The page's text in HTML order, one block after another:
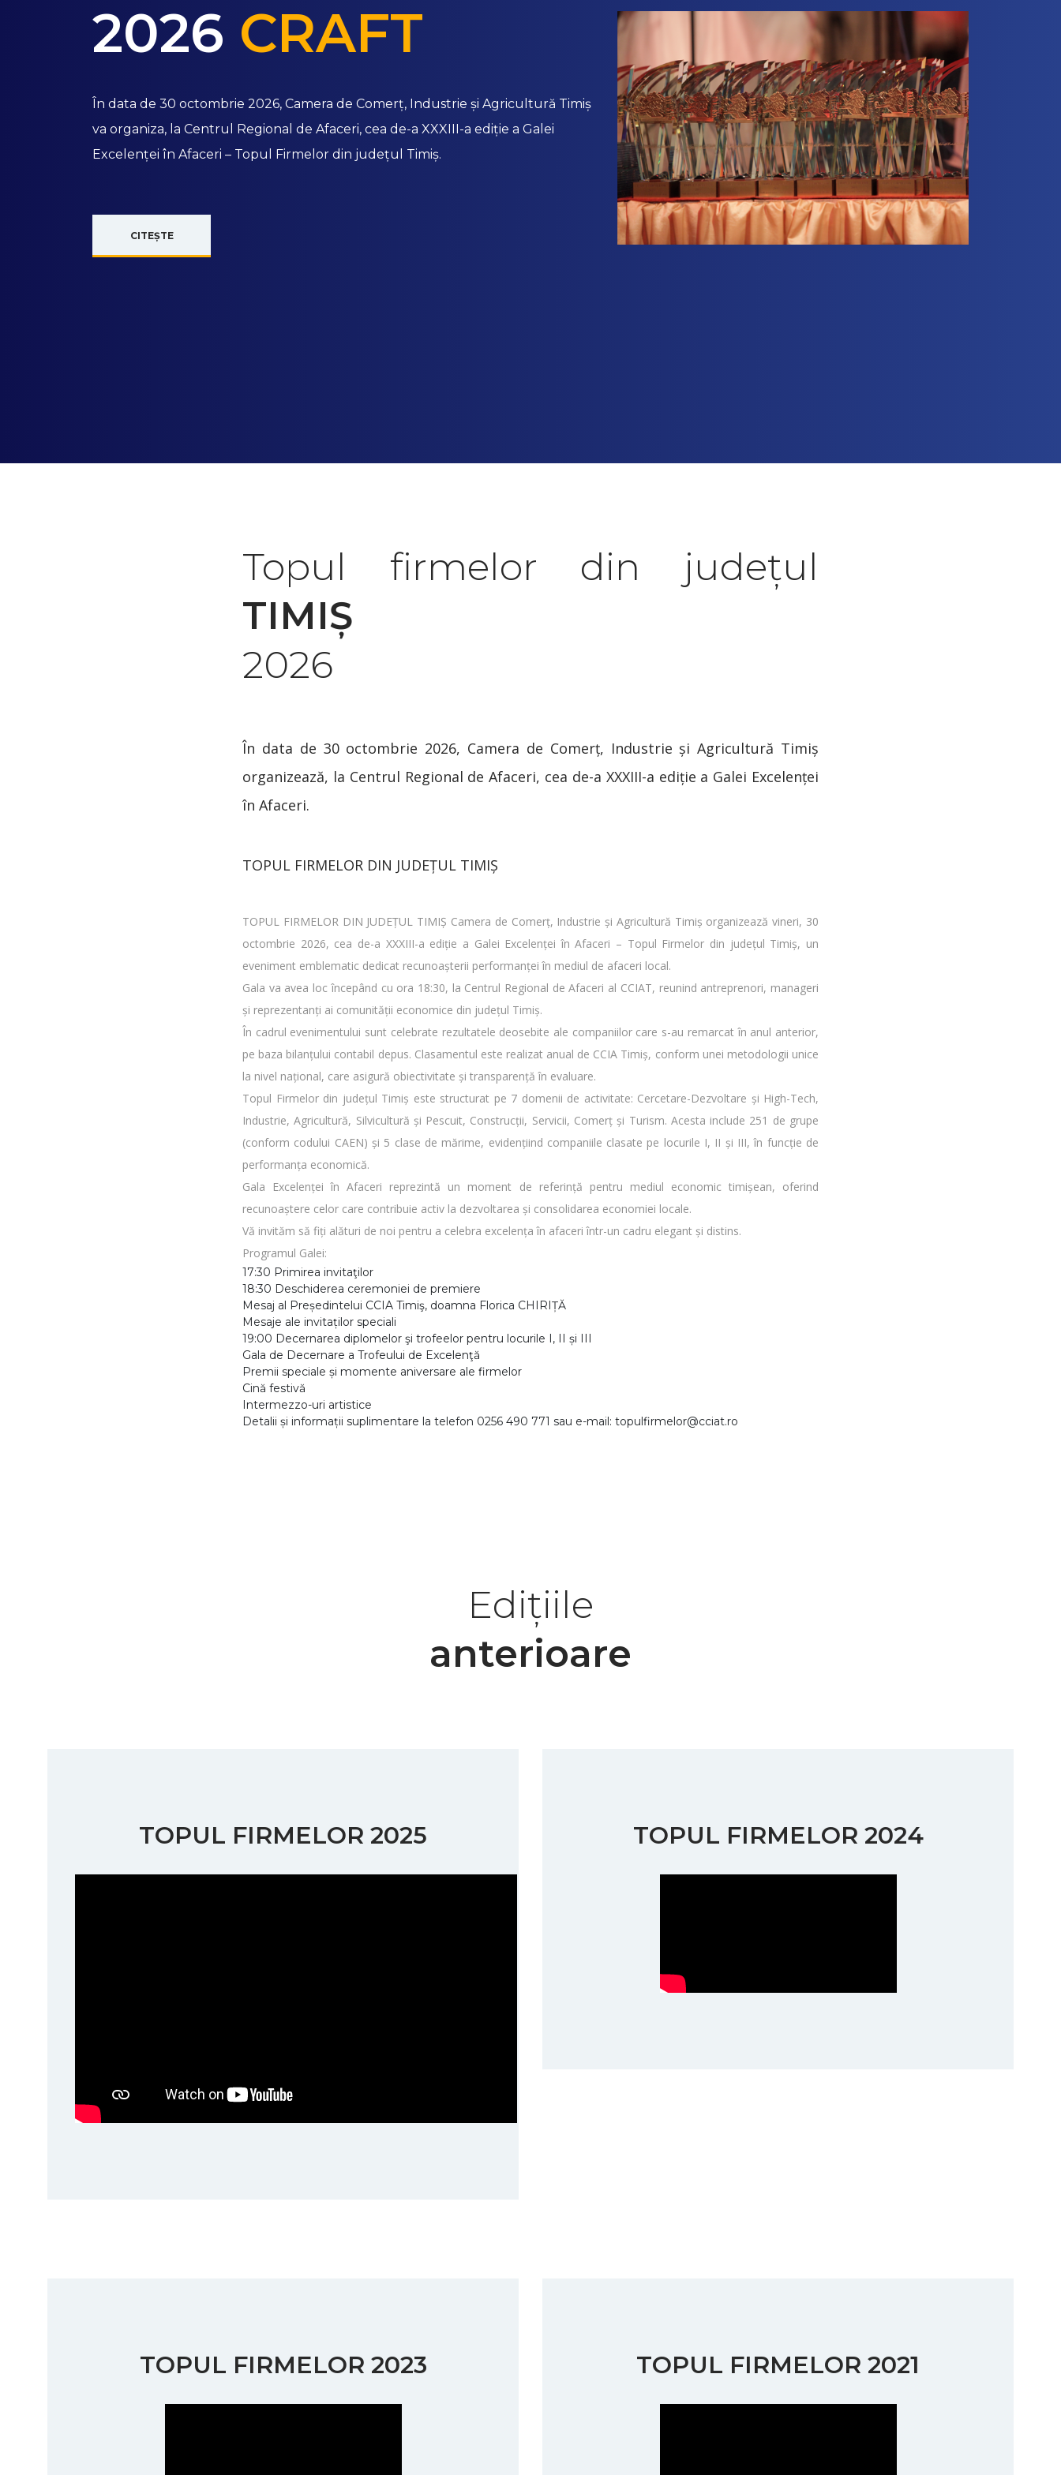
2026 CRAFT
În data de 30 octombrie 2026, Camera de Comerț, Industrie și Agricultură Timiș
va organiza, la Centrul Regional de Afaceri, cea de-a XXXIII-a ediție a Galei
Excelenței în Afaceri – Topul Firmelor din județul Timiș.
CITEȘTE
Topul firmelor din județul
TIMIȘ
2026
În data de 30 octombrie 2026, Camera de Comerț, Industrie și Agricultură Timiș
organizează, la Centrul Regional de Afaceri, cea de-a XXXIII-a ediție a Galei Excelenței
în Afaceri.
TOPUL FIRMELOR DIN JUDEȚUL TIMIȘ
TOPUL FIRMELOR DIN JUDEȚUL TIMIȘ Camera de Comerț, Industrie și Agricultură Timiș organizează vineri, 30
octombrie 2026, cea de-a XXXIII-a ediție a Galei Excelenței în Afaceri – Topul Firmelor din județul Timiș, un
eveniment emblematic dedicat recunoașterii performanței în mediul de afaceri local.
Gala va avea loc începând cu ora 18:30, la Centrul Regional de Afaceri al CCIAT, reunind antreprenori, manageri
și reprezentanți ai comunității economice din județul Timiș.
În cadrul evenimentului sunt celebrate rezultatele deosebite ale companiilor care s-au remarcat în anul anterior,
pe baza bilanțului contabil depus. Clasamentul este realizat anual de CCIA Timiș, conform unei metodologii unice
la nivel național, care asigură obiectivitate și transparență în evaluare.
Topul Firmelor din județul Timiș este structurat pe 7 domenii de activitate: Cercetare-Dezvoltare și High-Tech,
Industrie, Agricultură, Silvicultură și Pescuit, Construcții, Servicii, Comerț și Turism. Acesta include 251 de grupe
(conform codului CAEN) și 5 clase de mărime, evidențiind companiile clasate pe locurile I, II și III, în funcție de
performanța economică.
Gala Excelenței în Afaceri reprezintă un moment de referință pentru mediul economic timișean, oferind
recunoaștere celor care contribuie activ la dezvoltarea și consolidarea economiei locale.
Vă invităm să fiți alături de noi pentru a celebra excelența în afaceri într-un cadru elegant și distins.
Programul Galei:
17:30 Primirea invitaţilor
18:30 Deschiderea ceremoniei de premiere
Mesaj al Președintelui CCIA Timiş, doamna Florica CHIRIȚĂ
Mesaje ale invitaților speciali
19:00 Decernarea diplomelor şi trofeelor pentru locurile I, II și III
Gala de Decernare a Trofeului de Excelenţă
Premii speciale și momente aniversare ale firmelor
Cină festivă
Intermezzo-uri artistice
Detalii și informații suplimentare la telefon 0256 490 771 sau e-mail: topulfirmelor@cciat.ro
Edițiile
anterioare
TOPUL FIRMELOR 2025 TOPUL FIRMELOR 2024
TOPUL FIRMELOR 2023 TOPUL FIRMELOR 2021